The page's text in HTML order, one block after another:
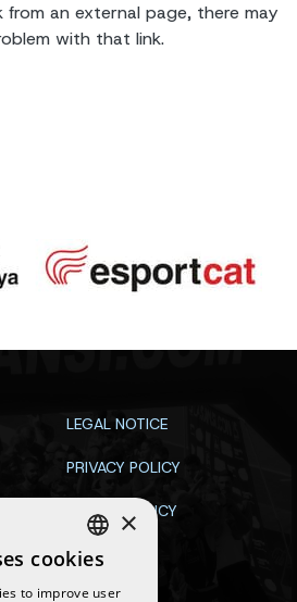
from an external page, there may
with that link.
LEGAL NOTICE
PRIVACY POLICY
COOKIE POLICY
CONTACT
SPANISH
×
cookies
to improve user